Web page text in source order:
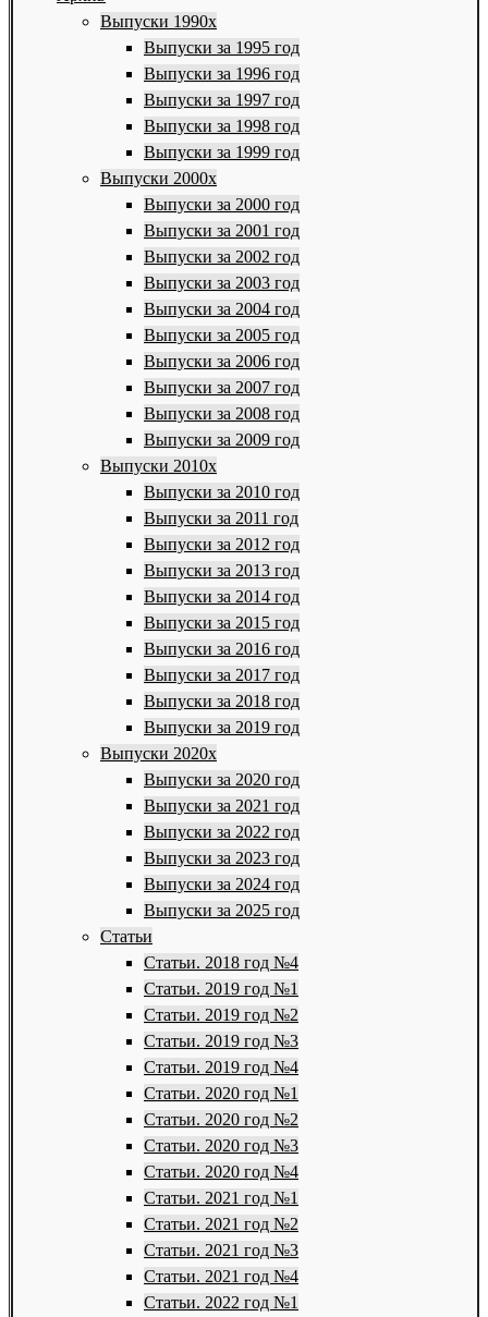
Выпуски 1990х
Выпуски за 1995 год
Выпуски за 1996 год
Выпуски за 1997 год
Выпуски за 1998 год
Выпуски за 1999 год
Выпуски 2000х
Выпуски за 2000 год
Выпуски за 2001 год
Выпуски за 2002 год
Выпуски за 2003 год
Выпуски за 2004 год
Выпуски за 2005 год
Выпуски за 2006 год
Выпуски за 2007 год
Выпуски за 2008 год
Выпуски за 2009 год
Выпуски 2010х
Выпуски за 2010 год
Выпуски за 2011 год
Выпуски за 2012 год
Выпуски за 2013 год
Выпуски за 2014 год
Выпуски за 2015 год
Выпуски за 2016 год
Выпуски за 2017 год
Выпуски за 2018 год
Выпуски за 2019 год
Выпуски 2020х
Выпуски за 2020 год
Выпуски за 2021 год
Выпуски за 2022 год
Выпуски за 2023 год
Выпуски за 2024 год
Выпуски за 2025 год
Статьи
Статьи. 2018 год №4
Статьи. 2019 год №1
Статьи. 2019 год №2
Статьи. 2019 год №3
Статьи. 2019 год №4
Статьи. 2020 год №1
Статьи. 2020 год №2
Статьи. 2020 год №3
Статьи. 2020 год №4
Статьи. 2021 год №1
Статьи. 2021 год №2
Статьи. 2021 год №3
Статьи. 2021 год №4
Статьи. 2022 год №1